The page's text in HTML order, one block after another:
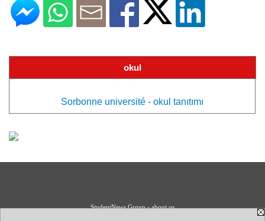
okul
Sorbonne université - okul tanıtımı
StudentNews Group - about us